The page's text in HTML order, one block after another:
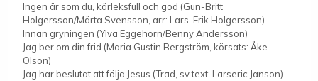
Ingen är som du, kärleksfull och god (Gun-Britt
Holgersson/Märta Svensson, arr: Lars-Erik Holgersson)
Innan gryningen (Ylva Eggehorn/Benny Andersson)
Jag ber om din frid (Maria Gustin Bergström, körsats: Åke
Olson)
Jag har beslutat att följa Jesus (Trad, sv text: Larseric Janson)